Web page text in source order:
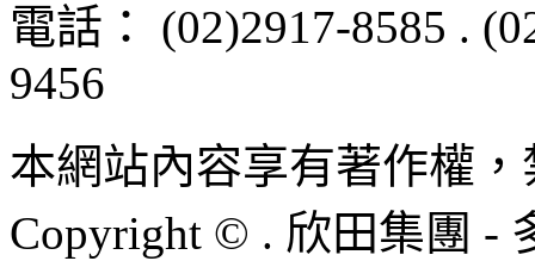
電話： (02)2917-8585 .
9456
本網站內容享有著作權
Copyright © . 欣田集團 -